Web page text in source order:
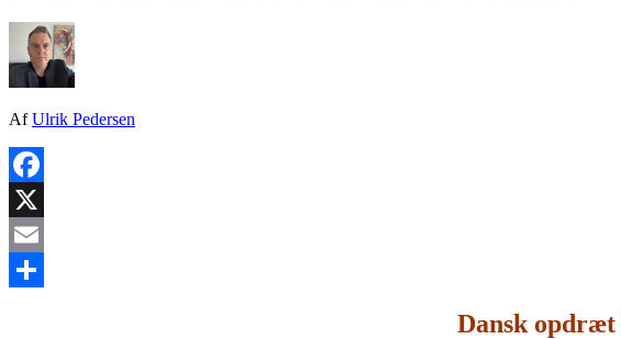
AfUlrik Pedersen
Facebook
X
Email
Dansk opdræt